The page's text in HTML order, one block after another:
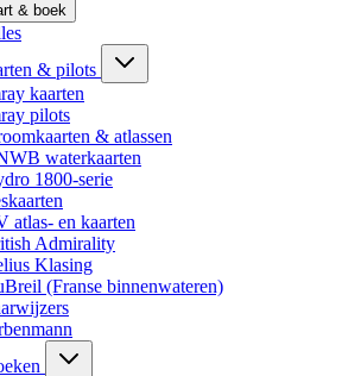
& boek
& pilots
kaarten
pilots
& atlassen
waterkaarten
1800-serie
atlas- en kaarten
Admirality
Klasing
(Franse binnenwateren)